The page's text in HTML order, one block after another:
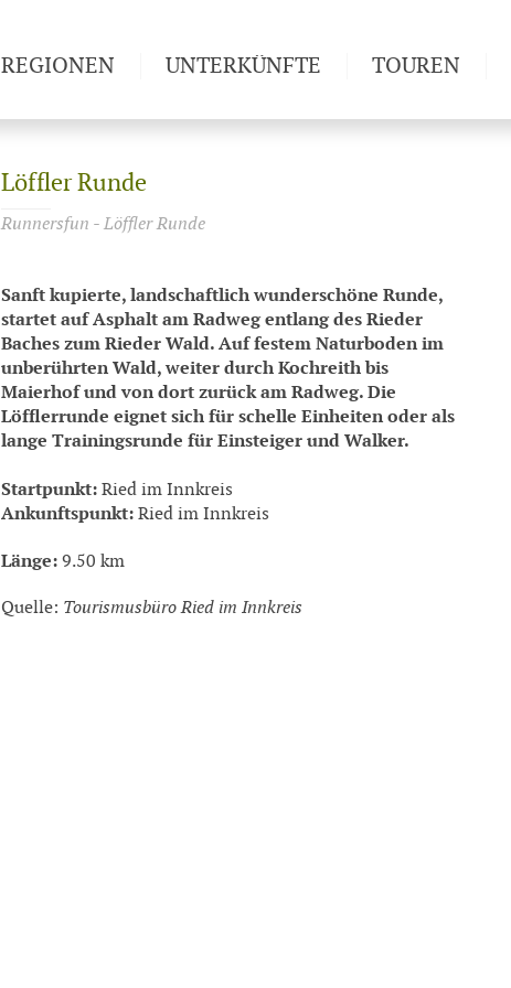
Löffler Runde
Runnersfun - Löffler Runde
Sanft kupierte, landschaftlich wunderschöne Runde,
startet auf Asphalt am Radweg entlang des Rieder
Baches zum Rieder Wald. Auf festem Naturboden im
unberührten Wald, weiter durch Kochreith bis
Maierhof und von dort zurück am Radweg. Die
Löfflerrunde eignet sich für schelle Einheiten oder als
lange Trainingsrunde für Einsteiger und Walker.
Startpunkt: Ried im Innkreis
Ankunftspunkt: Ried im Innkreis
Länge: 9.50 km
Quelle: Tourismusbüro Ried im Innkreis
REGIONEN UNTERKÜNFTE TOUREN